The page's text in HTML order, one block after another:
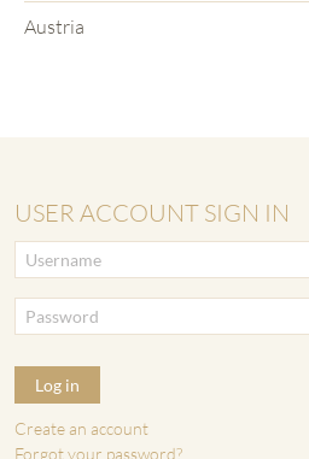
Austria
USER ACCOUNT SIGN IN
Log in
Create an account
Forgot your password?